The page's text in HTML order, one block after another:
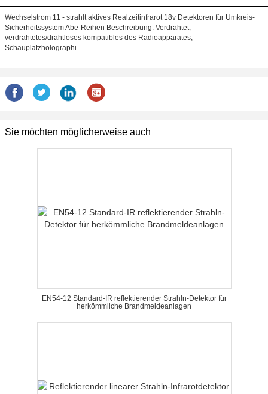
Wechselstrom 11 - strahlt aktives Realzeitinfrarot 18v Detektoren für Umkreis-
Sicherheitssystem Abe-Reihen Beschreibung: Verdrahtet,
verdrahtetes/drahtloses kompatibles des Radioapparates,
Schauplatzholographi...
Sie möchten möglicherweise auch
EN54-12 Standard-IR reflektierender Strahln-Detektor für
herkömmliche Brandmeldeanlagen